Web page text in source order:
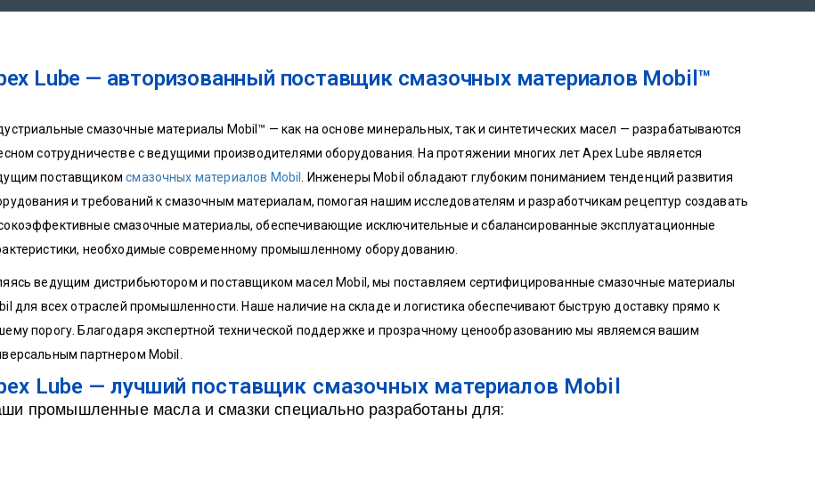
Lube — авторизованный поставщик смазочных материалов Mobil™
смазочные материалы Mobil™ — как на основе минеральных, так и синтетических масел — разрабатываются
сотрудничестве с ведущими производителями оборудования. На протяжении многих лет Apex Lube является
поставщикомсмазочных материалов Mobil . Инженеры Mobil обладают глубоким пониманием тенденций развития
и требований к смазочным материалам, помогая нашим исследователям и разработчикам рецептур создавать
смазочные материалы, обеспечивающие исключительные и сбалансированные эксплуатационные
необходимые современному промышленному оборудованию.
ведущим дистрибьютором и поставщиком масел Mobil, мы поставляем сертифицированные смазочные материалы
для всех отраслей промышленности. Наше наличие на складе и логистика обеспечивают быструю доставку прямо к
порогу. Благодаря экспертной технической поддержке и прозрачному ценообразованию мы являемся вашим
партнером Mobil.
Lube — лучший поставщик смазочных материалов Mobil
промышленные масла и смазки специально разработаны для: